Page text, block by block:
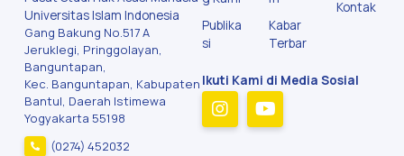
Universitas Islam Indonesia
Gang Bakung No.517 A
Jeruklegi, Pringgolayan,
Banguntapan,
Kec. Banguntapan, Kabupaten
Bantul, Daerah Istimewa
Yogyakarta 55198
(0274) 452032
Publika
si
Kabar
Terbar
Kontak
Ikuti Kami di Media Sosial